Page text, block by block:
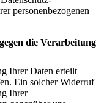
personenbezogenen
die Verarbeitung
Ihrer Daten erteilt
Ein solcher Widerruf
Ihrer